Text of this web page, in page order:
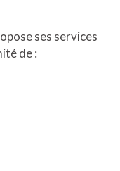
ses services
de :